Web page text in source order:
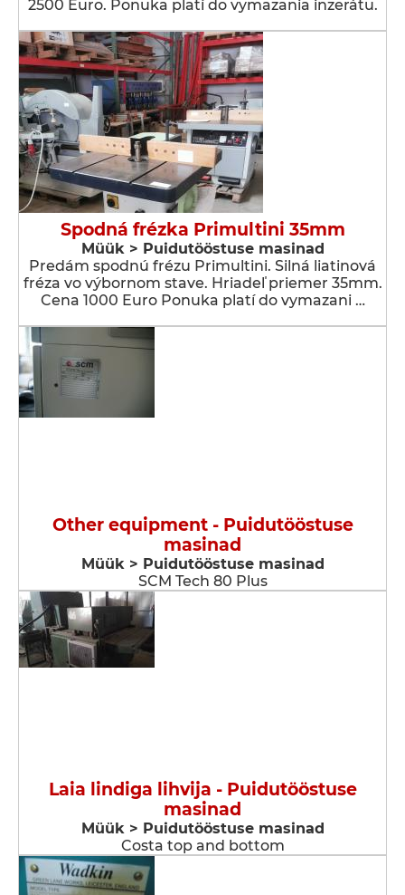
2500 Euro. Ponuka platí do vymazania inzerátu.
Spodná frézka Primultini 35mm
Müük > Puidutööstuse masinad
Predám spodnú frézu Primultini. Silná liatinová
fréza vo výbornom stave. Hriadeľ priemer 35mm.
Cena 1000 Euro Ponuka platí do vymazani …
Other equipment - Puidutööstuse
masinad
Müük > Puidutööstuse masinad
SCM Tech 80 Plus
Laia lindiga lihvija - Puidutööstuse
masinad
Müük > Puidutööstuse masinad
Costa top and bottom